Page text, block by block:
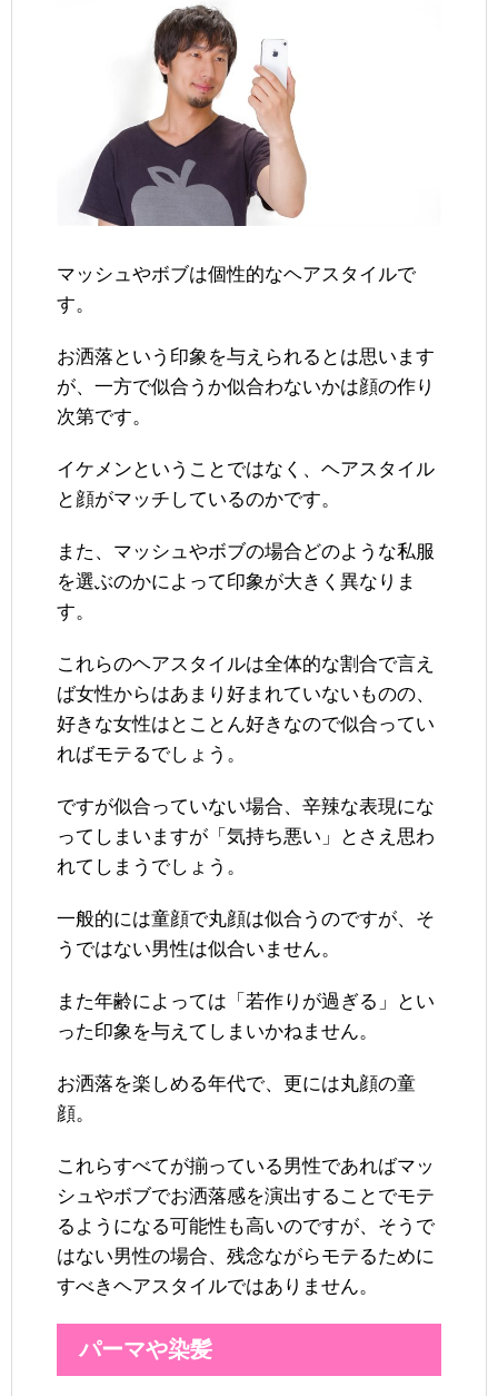
マッシュやボブは個性的なヘアスタイルで
す。
お洒落という印象を与えられるとは思います
が、一方で似合うか似合わないかは顔の作り
次第です。
イケメンということではなく、ヘアスタイル
と顔がマッチしているのかです。
また、マッシュやボブの場合どのような私服
を選ぶのかによって印象が大きく異なりま
す。
これらのヘアスタイルは全体的な割合で言え
ば女性からはあまり好まれていないものの、
好きな女性はとことん好きなので似合ってい
ればモテるでしょう。
ですが似合っていない場合、辛辣な表現にな
ってしまいますが「気持ち悪い」とさえ思わ
れてしまうでしょう。
一般的には童顔で丸顔は似合うのですが、そ
うではない男性は似合いません。
また年齢によっては「若作りが過ぎる」とい
った印象を与えてしまいかねません。
お洒落を楽しめる年代で、更には丸顔の童
顔。
これらすべてが揃っている男性であればマッ
シュやボブでお洒落感を演出することでモテ
るようになる可能性も高いのですが、そうで
はない男性の場合、残念ながらモテるために
すべきヘアスタイルではありません。
パーマや染髪